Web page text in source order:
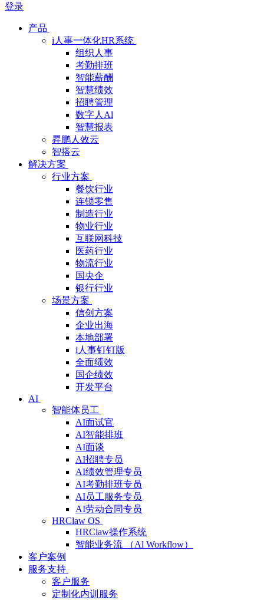
登录
产品
i人事一体化HR系统
组织人事
考勤排班
智能薪酬
智慧绩效
招聘管理
数字人Al
智慧报表
昇鹏人效云
智搭云
解决方案
行业方案
餐饮行业
连锁零售
制造行业
物业行业
互联网科技
医药行业
物流行业
国央企
银行行业
场景方案
信创方案
企业出海
本地部署
i人事钉钉版
全面绩效
国企绩效
开发平台
AI
智能体员工
AI面试官
AI智能排班
AI面谈
AI招聘专员
AI绩效管理专员
AI考勤排班专员
AI员工服务专员
AI劳动合同专员
HRClaw OS
HRClaw操作系统
智能业务流 （Al Workflow）
客户案例
服务支持
客户服务
定制化内训服务